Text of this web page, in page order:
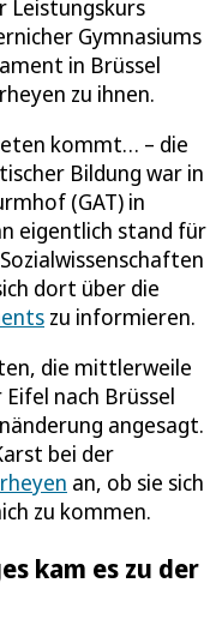
Leistungskurs
Gymnasiums
in Brüssel
zu ihnen.
kommt… – die
Bildung war in
(GAT) in
eigentlich stand für
dort über die
zu informieren.
die mittlerweile
nach Brüssel
angesagt.
bei der
an, ob sie sich
zu kommen.
kam es zu der